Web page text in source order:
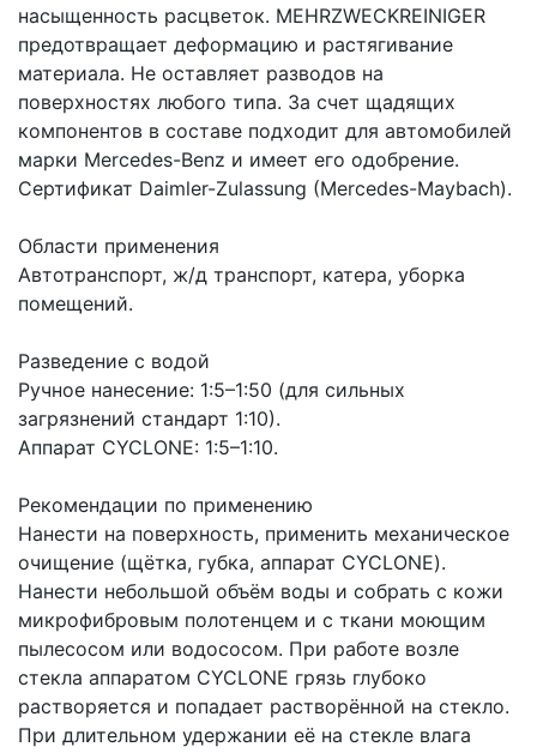
насыщенность расцветок. MEHRZWECKREINIGER
предотвращает деформацию и растягивание
материала. Не оставляет разводов на
поверхностях любого типа. За счет щадящих
компонентов в составе подходит для автомобилей
марки Mercedes-Benz и имеет его одобрение.
Сертификат Daimler-Zulassung (Mercedes-Maybach).
Области применения
Автотранспорт, ж/д транспорт, катера, уборка
помещений.
Разведение с водой
Ручное нанесение: 1:5–1:50 (для сильных
загрязнений стандарт 1:10).
Аппарат CYCLONE: 1:5–1:10.
Рекомендации по применению
Нанести на поверхность, применить механическое
очищение (щётка, губка, аппарат CYCLONE).
Нанести небольшой объём воды и собрать с кожи
микрофибровым полотенцем и с ткани моющим
пылесосом или водососом. При работе возле
стекла аппаратом CYCLONE грязь глубоко
растворяется и попадает растворённой на стекло.
При длительном удержании её на стекле влага